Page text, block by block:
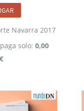
Navarra 2017
solo: 0,00